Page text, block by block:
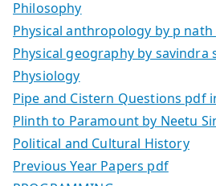
Philosophy
Physical anthropology by p nath
Physical geography by savindra
Physiology
Pipe and Cistern Questions pdf
Plinth to Paramount by Neetu
Political and Cultural History
Previous Year Papers pdf